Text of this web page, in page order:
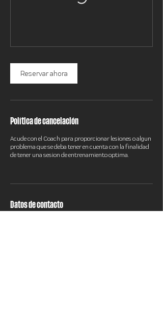
Reservar ahora
Política de cancelación
Acude con el Coach para proporcionar lesiones o algun
problema que se deba tener en cuenta con la finalidad
de tener una sesion de entrenamiento optima.
Datos de contacto